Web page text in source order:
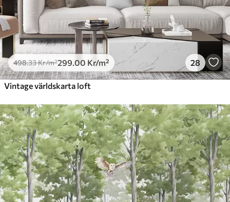
498.33Kr/m²299.00 Kr/m² 28
Vintage världskarta loft